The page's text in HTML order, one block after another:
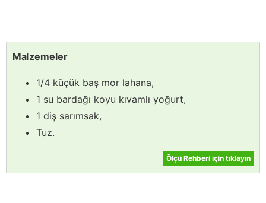
Malzemeler
1/4 küçük baş mor lahana,
1 su bardağı koyu kıvamlı yoğurt,
1 diş sarımsak,
Tuz.
Ölçü Rehberi için tıklayın